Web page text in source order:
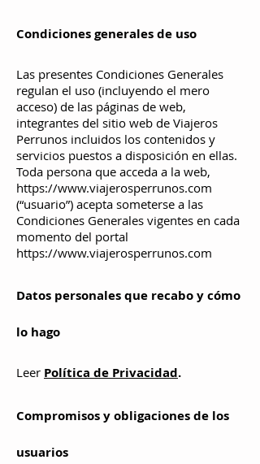
Condiciones generales de uso
Las presentes Condiciones Generales
regulan el uso (incluyendo el mero
acceso) de las páginas de web,
integrantes del sitio web de Viajeros
Perrunos incluidos los contenidos y
servicios puestos a disposición en ellas.
Toda persona que acceda a la web,
https://www.viajerosperrunos.com
(“usuario”) acepta someterse a las
Condiciones Generales vigentes en cada
momento del portal
https://www.viajerosperrunos.com
Datos personales que recabo y cómo
lo hago
Leer Política de Privacidad.
Compromisos y obligaciones de los
usuarios